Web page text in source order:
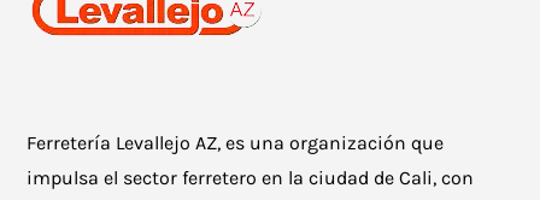
Ferretería Levallejo AZ, es una organización que
impulsa el sector ferretero en la ciudad de Cali, con